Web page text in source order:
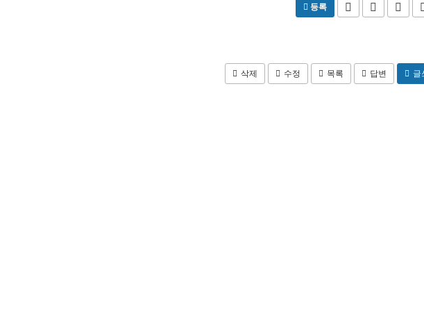
등록
삭제 수정 목록 답변 글